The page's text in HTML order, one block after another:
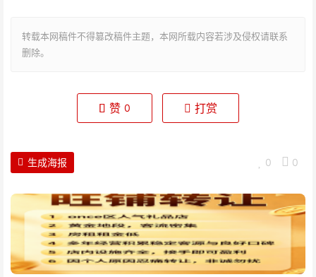
转载本网稿件不得篡改稿件主题，本网所载内容若涉及侵权请联系
删除。
赞 0 打赏
0 0
生成海报